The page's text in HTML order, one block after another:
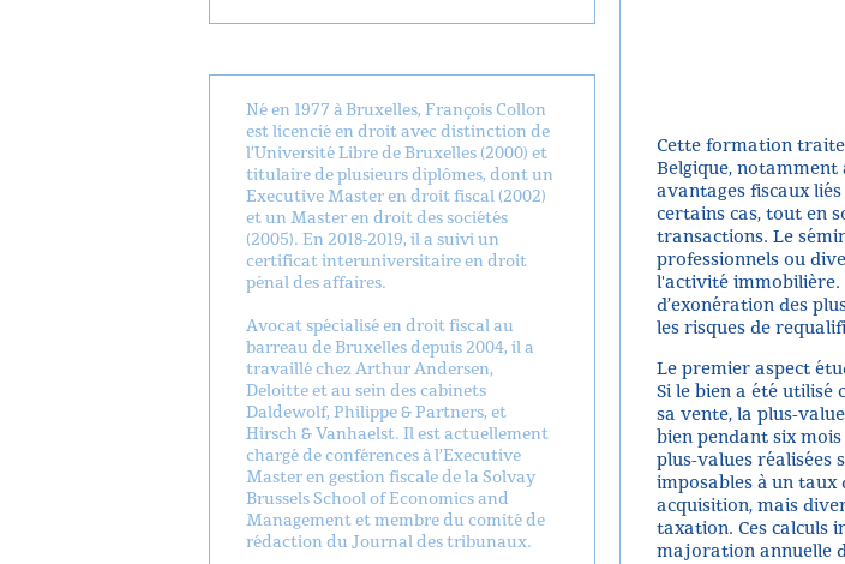
Né en 1977 à Bruxelles, François Collon
est licencié en droit avec distinction de
l’Université Libre de Bruxelles (2000) et
titulaire de plusieurs diplômes, dont un
Executive Master en droit fiscal (2002)
et un Master en droit des sociétés
(2005). En 2018-2019, il a suivi un
certificat interuniversitaire en droit
pénal des affaires.
Avocat spécialisé en droit fiscal au
barreau de Bruxelles depuis 2004, il a
travaillé chez Arthur Andersen,
Deloitte et au sein des cabinets
Daldewolf, Philippe & Partners, et
Hirsch & Vanhaelst. Il est actuellement
chargé de conférences à l’Executive
Master en gestion fiscale de la Solvay
Brussels School of Economics and
Management et membre du comité de
rédaction du Journal des tribunaux.
Cette formation
Belgique, notamment
avantages fiscaux
certains cas, tout en
transactions. Le
professionnels ou
l'activité immobilière.
d’exonération des
les risques de
Le premier aspect
Si le bien a été utilisé
sa vente, la plus-
bien pendant six
plus-values réalisées
imposables à un taux
acquisition, mais
taxation. Ces calculs
majoration annuelle